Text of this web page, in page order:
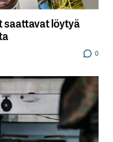
saattavat löytyä
0